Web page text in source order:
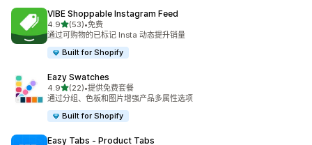
VIBE Shoppable Instagram Feed
4.9星（满分 5 星）
(53)
总共 53 条评论
•免费
通过可购物的已标记 Insta 动态提升销量
Built for Shopify
Eazy Swatches
4.9星（满分 5 星）
(22)
总共 22 条评论
•提供免费套餐
通过分组、色板和图片增强产品多属性选项
Built for Shopify
Easy Tabs ‑ Product Tabs